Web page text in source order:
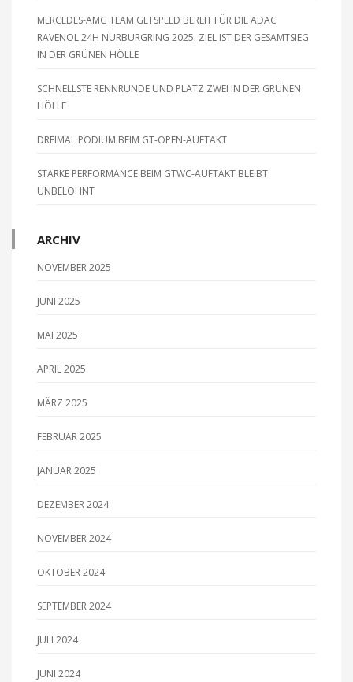
MERCEDES-AMG TEAM GETSPEED BEREIT FÜR DIE ADAC
RAVENOL 24H NÜRBURGRING 2025: ZIEL IST DER GESAMTSIEG
IN DER GRÜNEN HÖLLE
SCHNELLSTE RENNRUNDE UND PLATZ ZWEI IN DER GRÜNEN
HÖLLE
DREIMAL PODIUM BEIM GT-OPEN-AUFTAKT
STARKE PERFORMANCE BEIM GTWC-AUFTAKT BLEIBT
UNBELOHNT
ARCHIV
NOVEMBER 2025
JUNI 2025
MAI 2025
APRIL 2025
MÄRZ 2025
FEBRUAR 2025
JANUAR 2025
DEZEMBER 2024
NOVEMBER 2024
OKTOBER 2024
SEPTEMBER 2024
JULI 2024
JUNI 2024